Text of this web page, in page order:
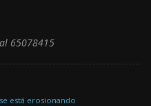
65078415
está erosionando